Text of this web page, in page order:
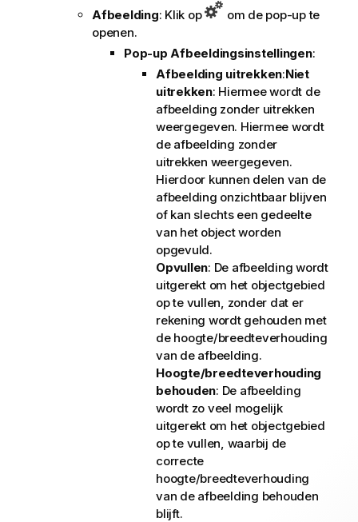
Afbeelding: Klik op
om de pop-up te
openen.
Pop-up Afbeeldingsinstellingen:
Afbeelding uitrekken:Niet
uitrekken: Hiermee wordt de
afbeelding zonder uitrekken
weergegeven. Hiermee wordt
de afbeelding zonder
uitrekken weergegeven.
Hierdoor kunnen delen van de
afbeelding onzichtbaar blijven
of kan slechts een gedeelte
van het object worden
opgevuld.
Opvullen: De afbeelding wordt
uitgerekt om het objectgebied
op te vullen, zonder dat er
rekening wordt gehouden met
de hoogte/breedteverhouding
van de afbeelding.
Hoogte/breedteverhouding
behouden: De afbeelding
wordt zo veel mogelijk
uitgerekt om het objectgebied
op te vullen, waarbij de
correcte
hoogte/breedteverhouding
van de afbeelding behouden
blijft.